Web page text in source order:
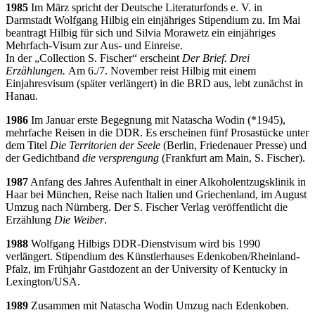
1985 Im März spricht der Deutsche Literaturfonds e. V. in
Darmstadt Wolfgang Hilbig ein einjähriges Stipendium zu. Im Mai
beantragt Hilbig für sich und Silvia Morawetz ein einjähriges
Mehrfach-Visum zur Aus- und Einreise.
In der „Collection S. Fischer“ erscheint Der Brief. Drei
Erzählungen. Am 6./7. November reist Hilbig mit einem
Einjahresvisum (später verlängert) in die BRD aus, lebt zunächst in
Hanau.
1986 Im Januar erste Begegnung mit Natascha Wodin (*1945),
mehrfache Reisen in die DDR. Es erscheinen fünf Prosastücke unter
dem Titel Die Territorien der Seele (Berlin, Friedenauer Presse) und
der Gedichtband die versprengung (Frankfurt am Main, S. Fischer).
1987 Anfang des Jahres Aufenthalt in einer Alkoholentzugsklinik in
Haar bei München, Reise nach Italien und Griechenland, im August
Umzug nach Nürnberg. Der S. Fischer Verlag veröffentlicht die
Erzählung Die Weiber.
1988 Wolfgang Hilbigs DDR-Dienstvisum wird bis 1990
verlängert. Stipendium des Künstlerhauses Edenkoben/Rheinland-
Pfalz, im Frühjahr Gastdozent an der University of Kentucky in
Lexington/USA.
1989 Zusammen mit Natascha Wodin Umzug nach Edenkoben.